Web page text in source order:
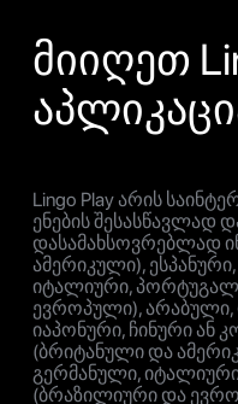
მიიღეთ
Lingo Play არის
ენების შესასწავლად
დასამახსოვრებლად
ამერიკული),
იტალიური,
ევროპული),
იაპონური, ჩინური ან
(ბრიტანული და
გერმანული,
(ბრაზილიური და